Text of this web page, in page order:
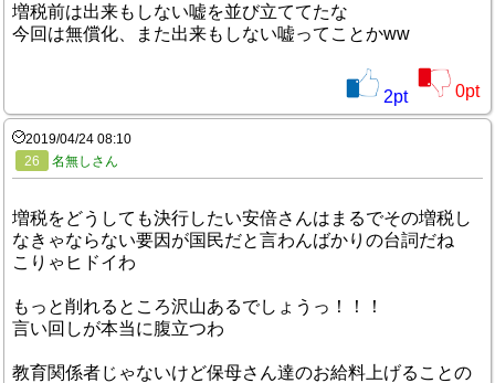
増税前は出来もしない嘘を並び立ててたな
今回は無償化、また出来もしない嘘ってことかww
2pt 0pt
2019/04/24 08:10
26
名無しさん
増税をどうしても決行したい安倍さんはまるでその増税し
なきゃならない要因が国民だと言わんばかりの台詞だね
こりゃヒドイわ
もっと削れるところ沢山あるでしょうっ！！！
言い回しが本当に腹立つわ
教育関係者じゃないけど保母さん達のお給料上げることの